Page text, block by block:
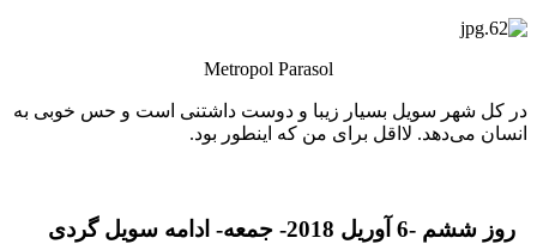
Metropol Parasol
در کل شهر سویل بسیار زیبا و دوست داشتنی است و حس خوبی به
انسان می‌دهد. لااقل برای من که اینطور بود.
روز ششم -6 آوریل 2018- جمعه- ادامه سویل گردی